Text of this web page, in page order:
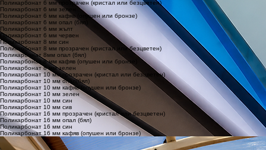
Поликарбонат 6 мм прозрачен (кристал или безцветен)
Поликарбонат 6 мм зелен
Поликарбонат 6 мм кафяв (опушен или бронзе)
Поликарбонат 6 мм опал (бял)
Поликарбонат 6 мм жълт
Поликарбонат 6 мм червен
Поликарбонат 8 мм син
Поликарбонат 8 мм прозрачен (кристал или безцветен)
Поликарбонат 8мм опал (бял)
Поликарбонат 8 мм кафяв (опушен или бронзе)
Поликарбонат 8 мм зелен
Поликарбонат 10 мм прозрачен (кристал или безцветен)
Поликарбонат 10 мм опал(бял)
Поликарбонат 10 мм кафяв (опушен или бронзе)
Поликарбонат 10 мм зелен
Поликарбонат 10 мм син
Поликарбонат 10 мм сив
Поликарбонат 16 мм прозрачен (кристал или безцветен)
Поликарбонат 16 мм опал (бял)
Поликарбонат 16 мм син
Поликарбонат 16 мм кафяв (опушен или бронзе)
Защо да изберете поликарбонат?
Здравина и лекота